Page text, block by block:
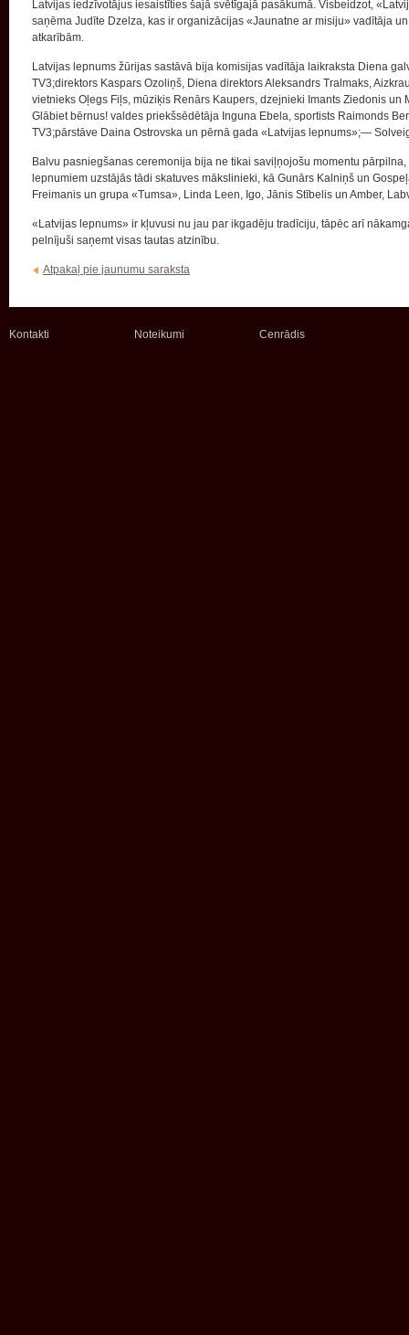
Latvijas iedzīvotājus iesaistīties šajā svētīgajā pasākumā. Visbeidzot,
saņēma Judīte Dzelza, kas ir organizācijas «Jaunatne ar misiju» vadītāja
atkarībām.
Latvijas lepnums žūrijas sastāvā bija komisijas vadītāja laikraksta Diena
TV3;direktors Kaspars Ozoliņš, Diena direktors Aleksandrs Tralmaks,
vietnieks Oļegs Fiļs, mūziķis Renārs Kaupers, dzejnieki Imants Ziedonis
Glābiet bērnus! valdes priekšsēdētāja Inguna Ebela, sportists Raimonds
TV3;pārstāve Daina Ostrovska un pērnā gada «Latvijas lepnums»;—
Balvu pasniegšanas ceremonija bija ne tikai saviļņojošu momentu
lepnumiem uzstājās tādi skatuves mākslinieki, kā Gunārs Kalniņš un
Freimanis un grupa «Tumsa», Linda Leen, Igo, Jānis Stībelis un Amber,
«Latvijas lepnums» ir kļuvusi nu jau par ikgadēju tradīciju, tāpēc arī
pelnījuši saņemt visas tautas atzinību.
Atpakaļ pie jaunumu saraksta
Kontakti Noteikumi Cenrādis